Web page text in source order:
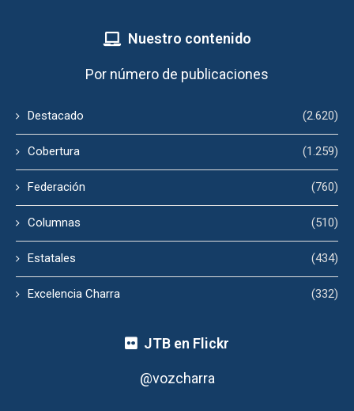
Nuestro contenido
Por número de publicaciones
Destacado (2.620)
Cobertura (1.259)
Federación (760)
Columnas (510)
Estatales (434)
Excelencia Charra (332)
JTB en Flickr
@vozcharra